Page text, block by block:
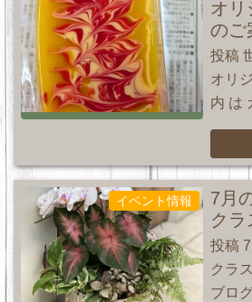
オリ
のご
投稿
オリ
内 は
イベント情報
7月
クラ
投稿
クラ
ブロ